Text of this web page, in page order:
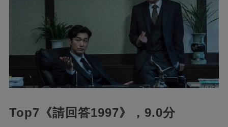
Top7《請回答1997》，9.0分